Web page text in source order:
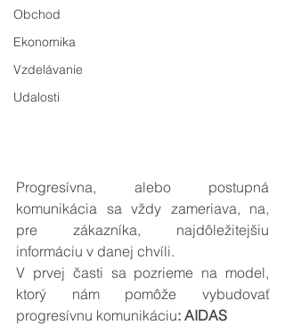
Obchod
Ekonomika
Vzdelávanie
Udalosti
Progresívna, alebo postupná
komunikácia sa vždy zameriava, na,
pre zákazníka, najdôležitejšiu
informáciu v danej chvíli.
V prvej časti sa pozrieme na model,
ktorý nám pomôže vybudovať
progresívnu komunikáciu: AIDAS